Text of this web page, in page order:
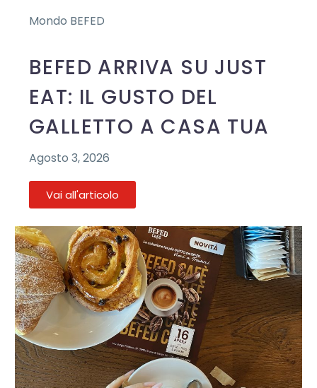
Mondo BEFED
BEFED ARRIVA SU JUST
EAT: IL GUSTO DEL
GALLETTO A CASA TUA
Agosto 3, 2026
Vai all'articolo